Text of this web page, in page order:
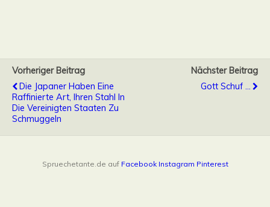
Vorheriger Beitrag
Die Japaner Haben Eine
Raffinierte Art, Ihren Stahl In
Die Vereinigten Staaten Zu
Schmuggeln
Nächster Beitrag
Gott Schuf ...
Spruechetante.de auf Facebook Instagram Pinterest